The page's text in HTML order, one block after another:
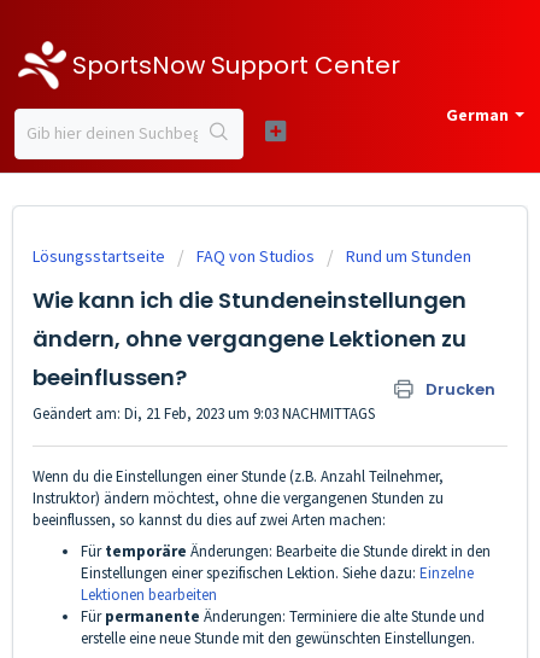
SportsNow Support Center
German
Lösungsstartseite FAQ von Studios Rund um Stunden
Wie kann ich die Stundeneinstellungen
ändern, ohne vergangene Lektionen zu
beeinflussen?
Drucken
Geändert am: Di, 21 Feb, 2023 um 9:03 NACHMITTAGS
Wenn du die Einstellungen einer Stunde (z.B. Anzahl Teilnehmer,
Instruktor) ändern möchtest, ohne die vergangenen Stunden zu
beeinflussen, so kannst du dies auf zwei Arten machen:
Fürtemporäre Änderungen: Bearbeite die Stunde direkt in den
Einstellungen einer spezifischen Lektion. Siehe dazu: Einzelne
Lektionen bearbeiten
Fürpermanente Änderungen: Terminiere die alte Stunde und
erstelle eine neue Stunde mit den gewünschten Einstellungen.